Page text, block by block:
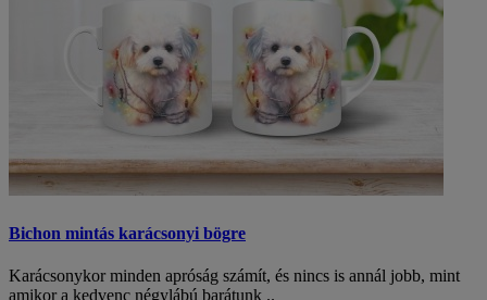
Bichon mintás karácsonyi bögre
Karácsonykor minden apróság számít, és nincs is annál jobb, mint
amikor a kedvenc négylábú barátunk ..